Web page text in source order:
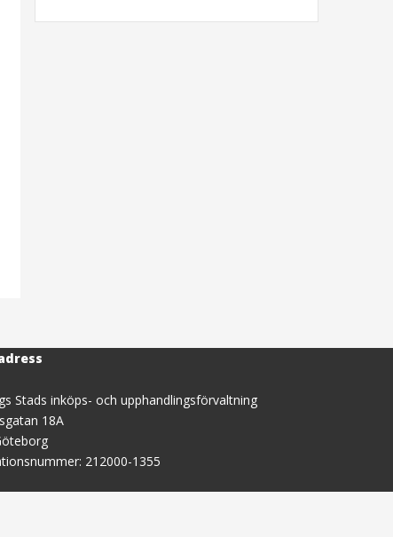
Stads inköps- och upphandlingsförvaltning
18A
212000-1355